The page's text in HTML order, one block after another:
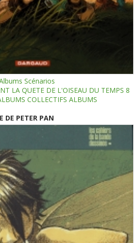
Scénarios
LA QUETE DE L'OISEAU DU TEMPS 8
COLLECTIFS ALBUMS
DE PETER PAN